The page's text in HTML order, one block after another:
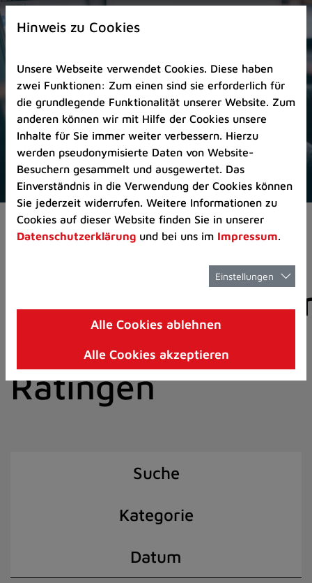
Zur
Startseite
Zum
Seitenanfang
springen
(Schnelltaste
A)
Zur
Navigation/Menü
springen
(Schnelltaste
M)
Zur
8)
I)
Pressemeldungen
der Stadt
Ratingen
Suche
Kategorie
Datum
Hinweis zu Cookies
Unsere Webseite verwendet Cookies. Diese haben
zwei Funktionen: Zum einen sind sie erforderlich für
die grundlegende Funktionalität unserer Website. Zum
anderen können wir mit Hilfe der Cookies unsere
Inhalte für Sie immer weiter verbessern. Hierzu
werden pseudonymisierte Daten von Website-
Besuchern gesammelt und ausgewertet. Das
Einverständnis in die Verwendung der Cookies können
Sie jederzeit widerrufen. Weitere Informationen zu
Cookies auf dieser Website finden Sie in unserer
Datenschutzerklärung und bei uns im Impressum.
Einstellungen
Alle Cookies ablehnen
Alle Cookies akzeptieren